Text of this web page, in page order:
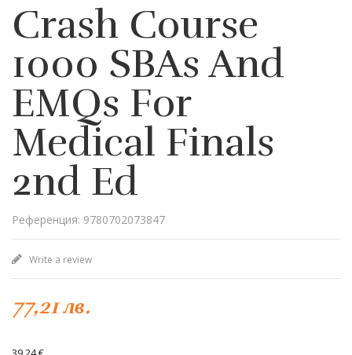
Crash Course
1000 SBAs And
EMQs For
Medical Finals
2nd Ed
Референция: 9780702073847
Write a review
77,21 лв.